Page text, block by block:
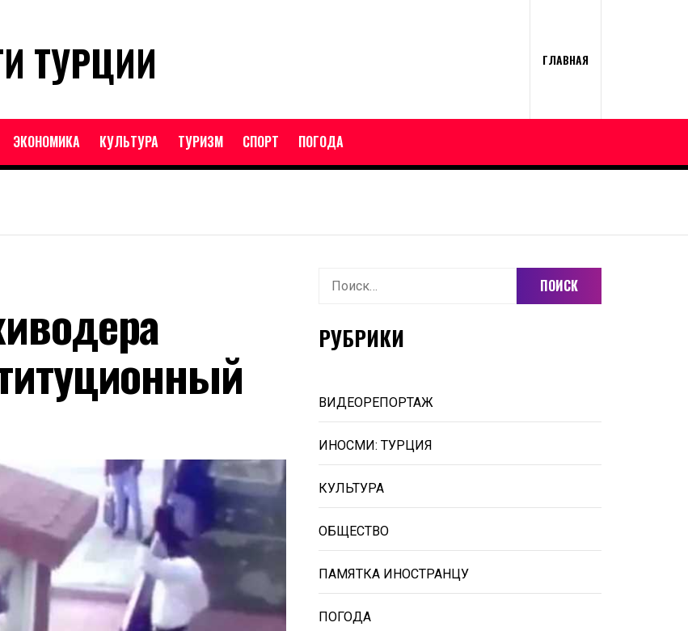
ТУРЦИИ ГЛАВНАЯ
ЭКОНОМИКА КУЛЬТУРА ТУРИЗМ СПОРТ ПОГОДА
Найти:
РУБРИКИ
ВИДЕОРЕПОРТАЖ
ИНОСМИ: ТУРЦИЯ
КУЛЬТУРА
ОБЩЕСТВО
ПАМЯТКА ИНОСТРАНЦУ
ПОГОДА